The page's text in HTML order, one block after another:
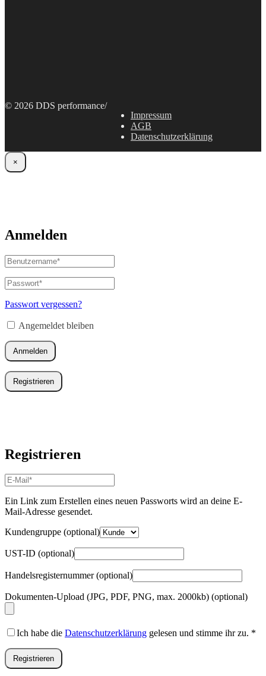
© 2026 DDS performance/
Impressum
AGB
Datenschutzerklärung
×
Anmelden
Benutzername
oder
E-
Mail-
Adresse*
Passwort*
Erforderlich
Passwort vergessen?
Angemeldet bleiben
Anmelden
Registrieren
Registrieren
E-
Mail-
Adresse*
Erforderlich
Ein Link zum Erstellen eines neuen Passworts wird an deine E-
Mail-Adresse gesendet.
Kundengruppe (optional)
UST-ID (optional)
Handelsregisternummer(optional)
Dokumenten-Upload (JPG, PDF, PNG, max. 2000kb) (optional)
Ich habe die Datenschutzerklärung gelesen und stimme ihr zu. *
Registrieren